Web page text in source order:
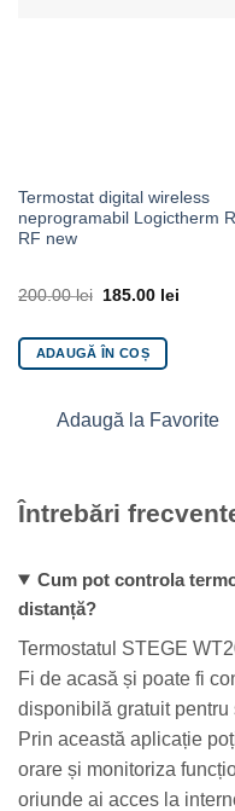
Termostat digital wireless
neprogramabil Logictherm
RF new
200.00lei 185.00 lei
ADAUGĂ ÎN COȘ
Adaugă la Favorite
Întrebări
Cum pot controla
distanță?
Termostatul STEGE
Fi de acasă și poate fi
disponibilă gratuit pentru
Prin această aplicație
orare și monitoriza
oriunde ai acces la